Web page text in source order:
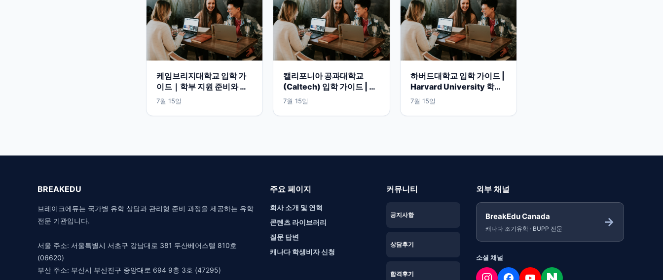
케임브리지대학교 입학 가
이드｜학부 지원 준비와 공
식 입학정보 한눈에 보기
7월 15일
캘리포니아 공과대학교
(Caltech) 입학 가이드 | 미
국 이공계 명문대 준비 방법
7월 15일
하버드대학교 입학 가이드 |
Harvard University 학부
지원과 캠퍼스 정보
7월 15일
BREAKEDU
브레이크에듀는 국가별 유학 상담과 관리형 준비 과정을 제공하는 유학
전문 기관입니다.
서울 주소: 서울특별시 서초구 강남대로 381 두산베어스텔 810호
(06620)
부산 주소: 부산시 부산진구 중앙대로 694 9층 3호 (47295)
주요 페이지
회사 소개 및 연혁
콘텐츠 라이브러리
질문 답변
캐나다 학생비자 신청
커뮤니티
공지사항
상담후기
합격후기
외부 채널
BreakEdu Canada
캐나다 조기유학 · BUPP 전문 →
소셜 채널